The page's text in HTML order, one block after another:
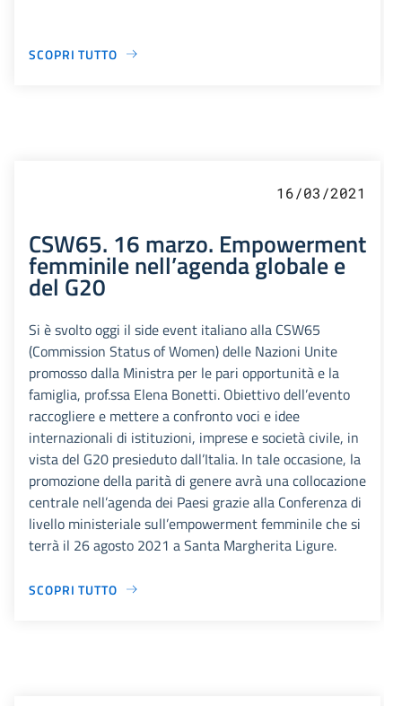
SCOPRI TUTTO
16/03/2021
CSW65. 16 marzo. Empowerment
femminile nell’agenda globale e
del G20
Si è svolto oggi il side event italiano alla CSW65
(Commission Status of Women) delle Nazioni Unite
promosso dalla Ministra per le pari opportunità e la
famiglia, prof.ssa Elena Bonetti. Obiettivo dell’evento
raccogliere e mettere a confronto voci e idee
internazionali di istituzioni, imprese e società civile, in
vista del G20 presieduto dall’Italia. In tale occasione, la
promozione della parità di genere avrà una collocazione
centrale nell’agenda dei Paesi grazie alla Conferenza di
livello ministeriale sull’empowerment femminile che si
terrà il 26 agosto 2021 a Santa Margherita Ligure.
SCOPRI TUTTO